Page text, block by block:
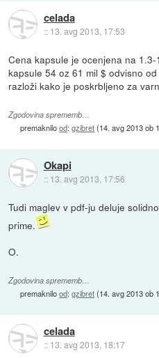
celada
:: 13. avg 2013, 17:53
Cena kapsule je ocenjena na
kapsule 54 oz 61 mil $ odvisno
razloži kako je poskrbljeno za
Zgodovina sprememb…
premaknilood:gzibret(14. avg 2013 ob
Okapi
:: 13. avg 2013, 17:56
Tudi maglev v pdf-ju deluje
prime.
O.
Zgodovina sprememb…
premaknilood:gzibret(14. avg 2013 ob
celada
:: 13. avg 2013, 18:17